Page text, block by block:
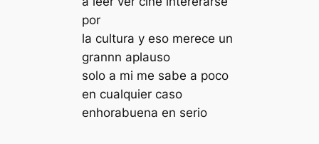
por
la cultura y eso merece un
grannn aplauso
solo a mi me sabe a poco
en cualquier caso
enhorabuena en serio